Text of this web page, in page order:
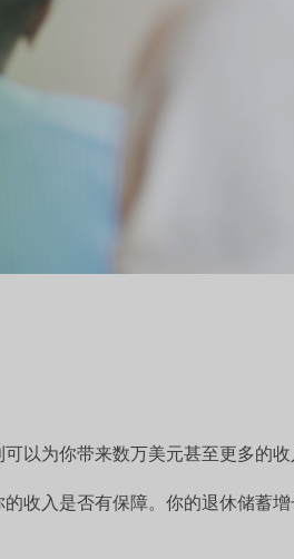
以为你带来数万美元甚至更多的收
收入是否有保障。你的退休储蓄